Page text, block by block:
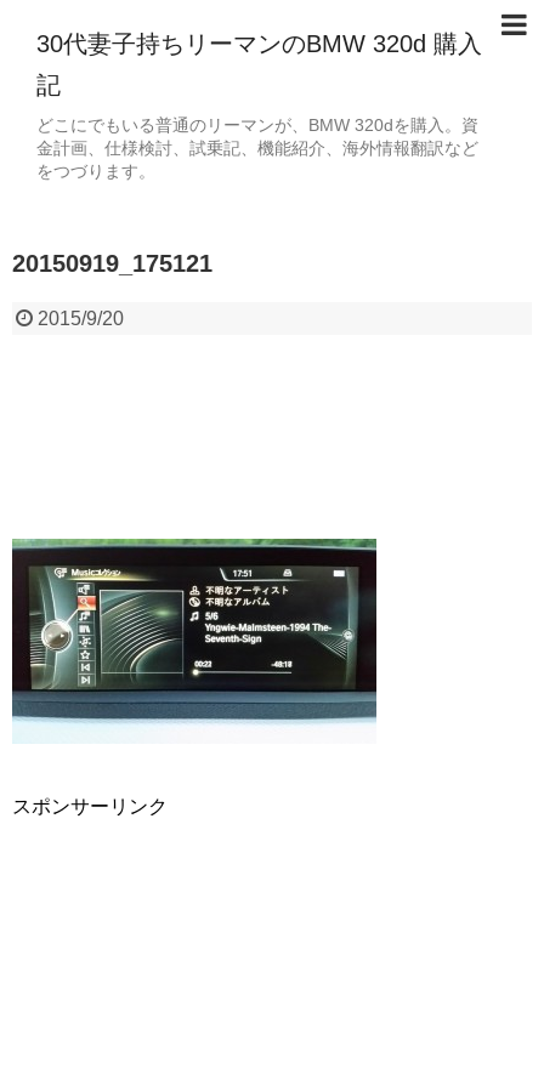
30代妻子持ちリーマンのBMW 320d 購入
記
どこにでもいる普通のリーマンが、BMW 320dを購入。資
金計画、仕様検討、試乗記、機能紹介、海外情報翻訳など
をつづります。
20150919_175121
2015/9/20
スポンサーリンク